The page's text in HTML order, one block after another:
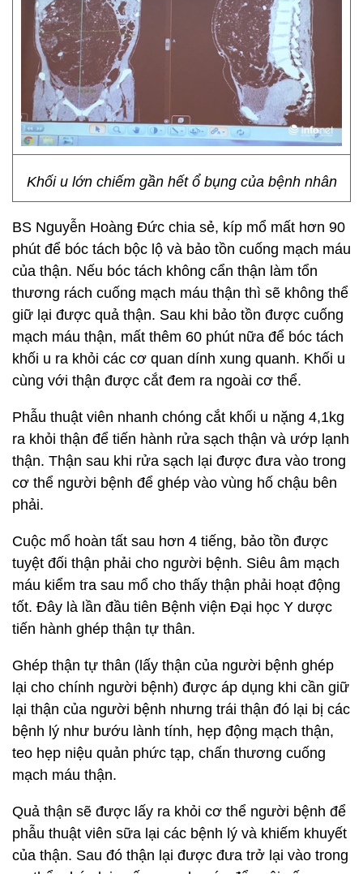
Khối u lớn chiếm gần hết ổ bụng của bệnh nhân
BS Nguyễn Hoàng Đức chia sẻ, kíp mổ mất hơn 90
phút để bóc tách bộc lộ và bảo tồn cuống mạch máu
của thận. Nếu bóc tách không cẩn thận làm tổn
thương rách cuống mạch máu thận thì sẽ không thể
giữ lại được quả thận. Sau khi bảo tồn được cuống
mạch máu thận, mất thêm 60 phút nữa để bóc tách
khối u ra khỏi các cơ quan dính xung quanh. Khối u
cùng với thận được cắt đem ra ngoài cơ thể.
Phẫu thuật viên nhanh chóng cắt khối u nặng 4,1kg
ra khỏi thận để tiến hành rửa sạch thận và ướp lạnh
thận. Thận sau khi rửa sạch lại được đưa vào trong
cơ thể người bệnh để ghép vào vùng hố chậu bên
phải.
Cuộc mổ hoàn tất sau hơn 4 tiếng, bảo tồn được
tuyệt đối thận phải cho người bệnh. Siêu âm mạch
máu kiểm tra sau mổ cho thấy thận phải hoạt động
tốt. Đây là lần đầu tiên Bệnh viện Đại học Y dược
tiến hành ghép thận tự thân.
Ghép thận tự thân (lấy thận của người bệnh ghép
lại cho chính người bệnh) được áp dụng khi cần giữ
lại thận của người bệnh nhưng trái thận đó lại bị các
bệnh lý như bướu lành tính, hẹp động mạch thận,
teo hẹp niệu quản phức tạp, chấn thương cuống
mạch máu thận.
Quả thận sẽ được lấy ra khỏi cơ thể người bệnh để
phẫu thuật viên sữa lại các bệnh lý và khiếm khuyết
của thận. Sau đó thận lại được đưa trở lại vào trong